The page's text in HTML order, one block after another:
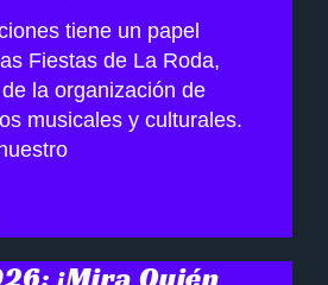
tiene un papel
Fiestas de La Roda,
la organización de
musicales y culturales.
¡Mira Quién